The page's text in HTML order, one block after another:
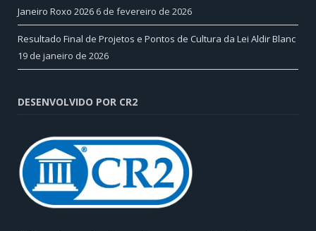
Janeiro Roxo 2026 6 de fevereiro de 2026
Resultado Final de Projetos e Pontos de Cultura da Lei Aldir Blanc
19 de janeiro de 2026
DESENVOLVIDO POR CR2